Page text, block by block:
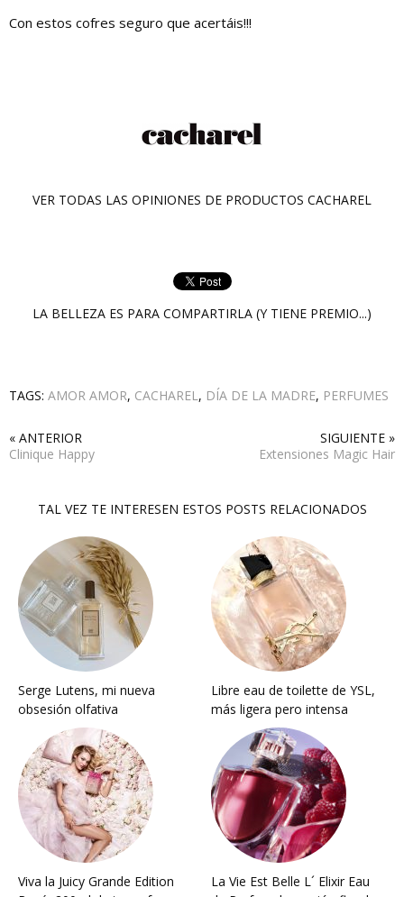
Con estos cofres seguro que acertáis!!!
VER TODAS LAS OPINIONES DE PRODUCTOS CACHAREL
LA BELLEZA ES PARA COMPARTIRLA (Y TIENE PREMIO...)
TAGS: AMOR AMOR, CACHAREL, DÍA DE LA MADRE, PERFUMES
« ANTERIOR
Clinique Happy
SIGUIENTE »
Extensiones Magic Hair
TAL VEZ TE INTERESEN ESTOS POSTS RELACIONADOS
Serge Lutens, mi nueva
obsesión olfativa
Libre eau de toilette de YSL,
más ligera pero intensa
Viva la Juicy Grande Edition
La Vie Est Belle L´ Elixir Eau